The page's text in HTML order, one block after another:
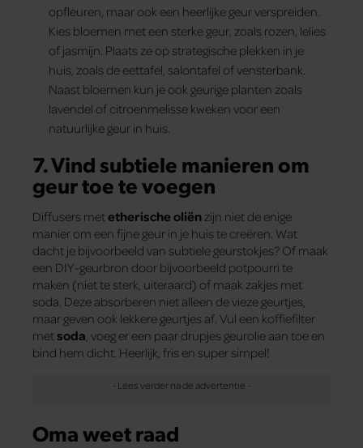
opfleuren, maar ook een heerlijke geur verspreiden.
Kies bloemen met een sterke geur, zoals rozen, lelies
of jasmijn. Plaats ze op strategische plekken in je
huis, zoals de eettafel, salontafel of vensterbank.
Naast bloemen kun je ook geurige planten zoals
lavendel of citroenmelisse kweken voor een
natuurlijke geur in huis.
7. Vind subtiele manieren om
geur toe te voegen
Diffusers metetherische oliën zijn niet de enige
manier om een fijne geur in je huis te creëren. Wat
dacht je bijvoorbeeld van subtiele geurstokjes? Of maak
een DIY-geurbron door bijvoorbeeld potpourri te
maken (niet te sterk, uiteraard) of maak zakjes met
soda. Deze absorberen niet alleen de vieze geurtjes,
maar geven ook lekkere geurtjes af. Vul een koffiefilter
metsoda, voeg er een paar drupjes geurolie aan toe en
bind hem dicht. Heerlijk, fris en super simpel!
Oma weet raad